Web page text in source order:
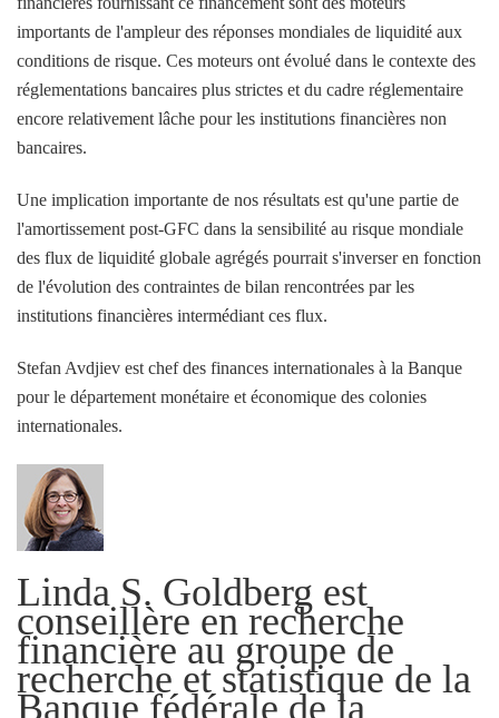
importants de l'ampleur des réponses mondiales de liquidité aux
conditions de risque. Ces moteurs ont évolué dans le contexte des
réglementations bancaires plus strictes et du cadre réglementaire
encore relativement lâche pour les institutions financières non
bancaires.
Une implication importante de nos résultats est qu'une partie de
l'amortissement post-GFC dans la sensibilité au risque mondiale
des flux de liquidité globale agrégés pourrait s'inverser en fonction
de l'évolution des contraintes de bilan rencontrées par les
institutions financières intermédiant ces flux.
Stefan Avdjiev est chef des finances internationales à la Banque
pour le département monétaire et économique des colonies
internationales.
Linda S. Goldberg est
conseillère en recherche
financière au groupe de
recherche et statistique de la
Banque fédérale de la